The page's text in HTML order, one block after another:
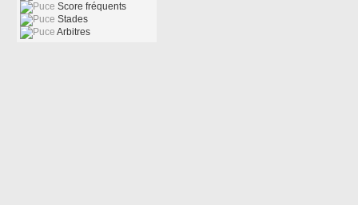
Score fréquents
Stades
Arbitres